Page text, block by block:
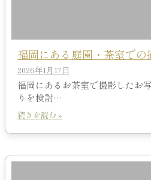
福岡にある庭園・茶室での
2026年1月17日
福岡にあるお茶室で撮影したお
りを検討…
続きを読む »